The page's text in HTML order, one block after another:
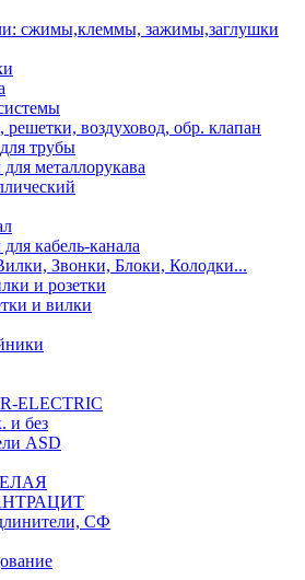
сжимы,клеммы, зажимы,заглушки
решетки, воздуховод, обр. клапан
трубы
металлорукава
кабель-канала
Звонки, Блоки, Колодки...
и розетки
и вилки
ELECTRIC
и без
ASD
СФ